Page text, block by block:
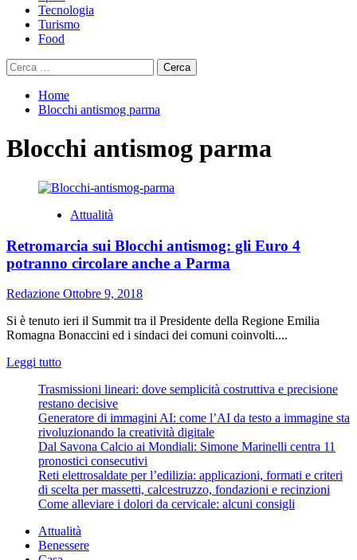
Tecnologia
Turismo
Food
Ricerca
per:
Home
Blocchi antismog parma
Blocchi antismog parma
Attualità
Retromarcia sui Blocchi antismog: gli Euro 4
potranno circolare anche a Parma
Redazione Ottobre 9, 2018
Si è tenuto ieri il Summit tra il Presidente della Regione Emilia
Romagna Bonaccini ed i sindaci dei comuni coinvolti....
Leggi tuttoLeggi
più
su
Retromarcia
sui
Blocchi
antismog:
gli
Euro
4
circolare
anche
Trasmissioni lineari: dove semplicità costruttiva e precisione
restano decisive
Generatore di immagini AI: come l’AI da testo a immagine sta
rivoluzionando la creatività digitale
Dal Savona Calcio ai Mondiali: Simone Marinelli centra 11
pronostici consecutivi
Reti elettrosaldate per l’edilizia: applicazioni, formati e criteri
di scelta per massetti, calcestruzzo, fondazioni e recinzioni
Come alleviare i dolori da cervicale: alcuni consigli
Attualità
Benessere